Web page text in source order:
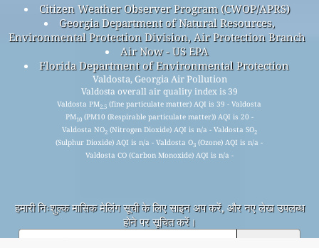
Citizen Weather Observer Program (CWOP/APRS)
Georgia Department of Natural Resources,
Environmental Protection Division, Air Protection Branch
Air Now - US EPA
Florida Department of Environmental Protection
Valdosta, Georgia Air Pollution
Valdosta overall air quality index is 39
Valdosta PM2.5 (fine particulate matter) AQI is 39 - Valdosta
PM10(PM10 (Respirable particulate matter)) AQI is 20 -
Valdosta NO2(Nitrogen Dioxide) AQI is n/a - Valdosta SO2
(Sulphur Dioxide) AQI is n/a - Valdosta O3 (Ozone) AQI is n/a -
Valdosta CO (Carbon Monoxide) AQI is n/a -
हमारी निःशुल्क मासिक मेलिंग सूची के लिए साइन अप करें, और नए लेख उपलब्ध
होने पर सूचित करें।